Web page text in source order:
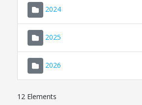
2024
2025
2026
12 Elements